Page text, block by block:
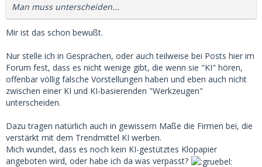
Man muss unterscheiden...
Mir ist das schon bewußt.
Nur stelle ich in Gesprächen, oder auch teilweise bei Posts hier im
Forum fest, dass es nicht wenige gibt, die wenn sie "KI" hören,
offenbar völlig falsche Vorstellungen haben und eben auch nicht
zwischen einer KI und KI-basierenden "Werkzeugen"
unterscheiden.
Dazu tragen natürlich auch in gewissem Maße die Firmen bei, die
verstärkt mit dem Trendmittel KI werben.
Mich wundet, dass es noch kein KI-gestütztes Klopapier
angeboten wird, oder habe ich da was verpasst?